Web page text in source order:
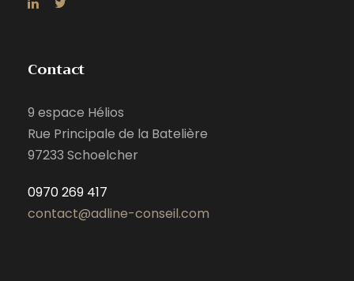
Contact
9 espace Hélios
Rue Principale de la Batelière
97233 Schoelcher
0970 269 417
contact@adline-conseil.com